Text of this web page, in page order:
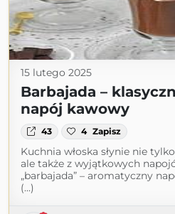
15 lutego 2025
Barbajada –
napój kawowy
43 4 Zapisz
Kuchnia włoska słynie nie
ale także z wyjątkowych
„barbajada” – aromatyczny
(...)